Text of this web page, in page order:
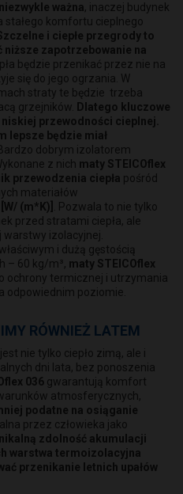
ważna, inaczej budynek
stałego komfortu cieplnego
i ciepłe przegrody to
niższe zapotrzebowanie na
będzie przenikać przez nie na
się do jego ogrzania. W
straty te będzie trzeba
grzejników. Dlatego kluczowe
przewodności cieplnej.
lepsze będzie miał
Bardzo dobrym izolatorem
z nich maty STEICOflex
przewodzenia ciepła pośród
materiałów
(m*K)]
. Pozwala to nie tylko
przed stratami ciepła, ale
izolacyjnej.
i dużą gęstością
– 60 kg/m³, maty STEICOflex
ochrony termicznej i utrzymania
odpowiednim poziomie.
RÓWNIEŻ LATEM
nie tylko ciepło zimą, ale i
dni lata, bez ponoszenia
036 gwarantują komfort
atmosferycznych,
podatne na osiąganie
przez człowieka jako
zdolność akumulacji
warstwa termoizolacyjna
przenikanie letnich upałów